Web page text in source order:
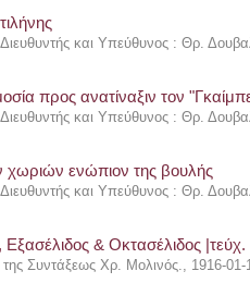
και Υπεύθυνος : Θρ.
προς ανατίναξιν τον
και Υπεύθυνος : Θρ.
χωριών ενώπιον της βουλής
και Υπεύθυνος : Θρ.
& Οκτασέλιδος
της Συντάξεως Χρ. Μολινός., 1916-01-